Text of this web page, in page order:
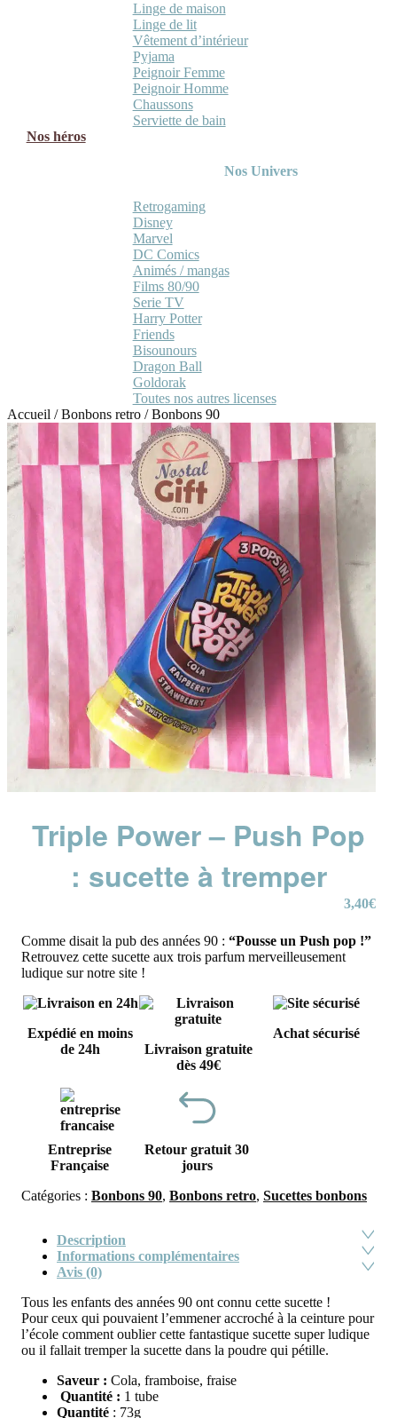
Linge de maison
Linge de lit
Vêtement d’intérieur
Pyjama
Peignoir Femme
Peignoir Homme
Chaussons
Serviette de bain
Nos héros
Nos Univers
Retrogaming
Disney
Marvel
DC Comics
Animés / mangas
Films 80/90
Serie TV
Harry Potter
Friends
Bisounours
Dragon Ball
Goldorak
Toutes nos autres licenses
Accueil /Bonbons retro /Bonbons 90
Triple Power – Push Pop
: sucette à tremper
3,40€
Comme disait la pub des années 90 : “Pousse un Push pop !”
Retrouvez cette sucette aux trois parfum merveilleusement
ludique sur notre site !
Expédié en moins
de 24h
Livraison gratuite
dès 49€
Achat sécurisé
Entreprise
Française
Retour gratuit 30
jours
Catégories : Bonbons 90, Bonbons retro, Sucettes bonbons
Description
Informations complémentaires
Avis (0)
Tous les enfants des années 90 ont connu cette sucette !
Pour ceux qui pouvaient l’emmener accroché à la ceinture pour
l’école comment oublier cette fantastique sucette super ludique
ou il fallait tremper la sucette dans la poudre qui pétille.
Saveur : Cola, framboise, fraise
Quantité : 1 tube
Quantité : 73g